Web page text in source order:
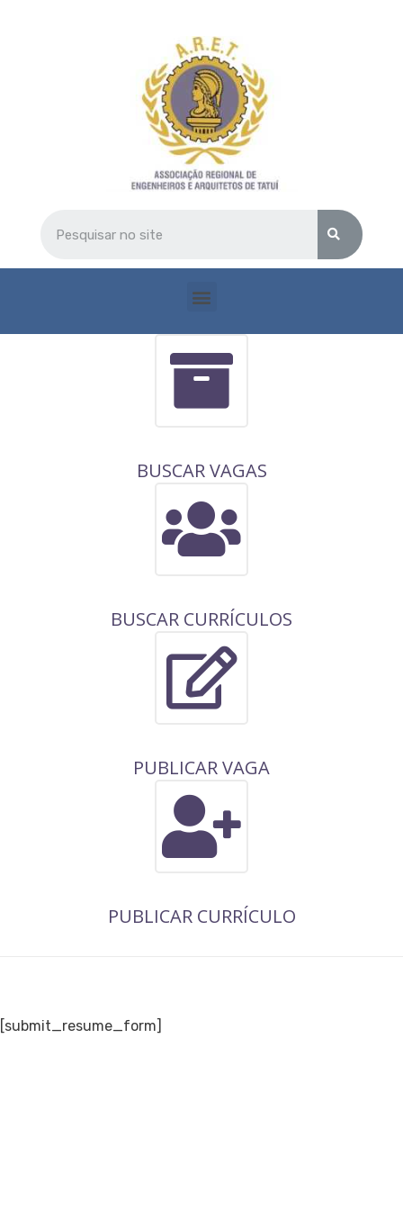
BUSCAR VAGAS
BUSCAR CURRÍCULOS
PUBLICAR VAGA
PUBLICAR CURRÍCULO
[submit_resume_form]